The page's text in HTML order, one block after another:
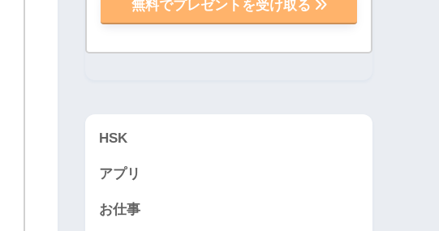
無料でプレゼントを受け取る
HSK
アプリ
お仕事